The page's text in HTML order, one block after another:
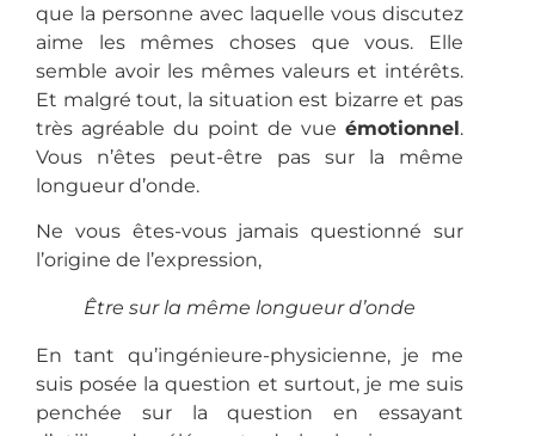
que la personne avec laquelle vous discutez
aime les mêmes choses que vous. Elle
semble avoir les mêmes valeurs et intérêts.
Et malgré tout, la situation est bizarre et pas
très agréable du point de vue émotionnel.
Vous n’êtes peut-être pas sur la même
longueur d’onde.
Ne vous êtes-vous jamais questionné sur
l’origine de l’expression,
Être sur la même longueur d’onde
En tant qu’ingénieure-physicienne, je me
suis posée la question et surtout, je me suis
penchée sur la question en essayant